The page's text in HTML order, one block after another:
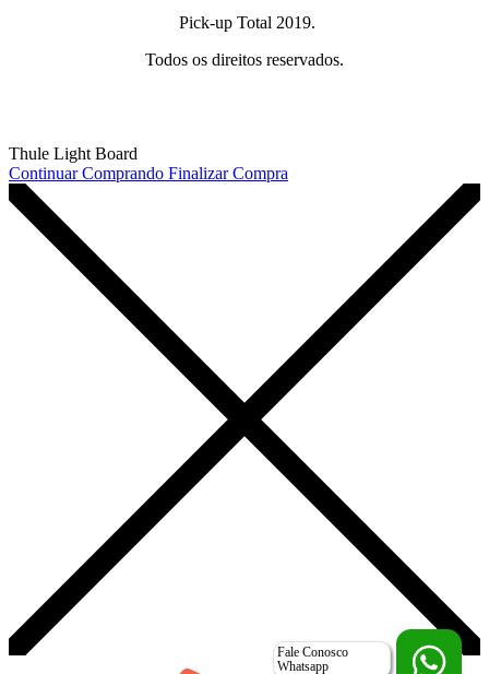
Pick-up Total 2019.
Todos os direitos reservados.
Thule Light Board
Continuar Comprando Finalizar Compra
Fale Conosco
Whatsapp